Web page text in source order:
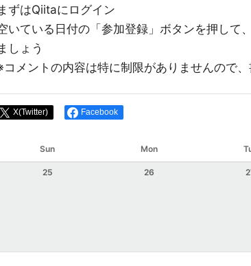
ずはQiitaにログイン
いている日付の「参加登録」ボタンを押して
しょう
コメントの内容は特に制限がありませんので
X(Twitter) Facebook
Sun Mon
25 26